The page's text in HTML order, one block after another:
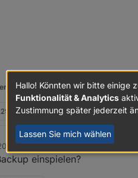
euch geholfen hat.
19:26
einspielen?
Hallo! Könnten wir bitte einige
Funktionalität & Analytics
Zustimmung später jederzeit
Lassen Sie mich wählen